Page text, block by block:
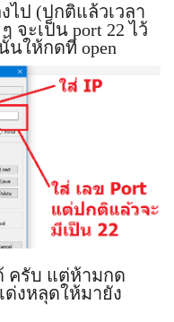
ไป (ปกติแล้วเวลา
จะเป็น port 22 ไว้
นให้กดที่ open
ครับ แต่ห้ามกด
ด่งหลุดให้มายัง